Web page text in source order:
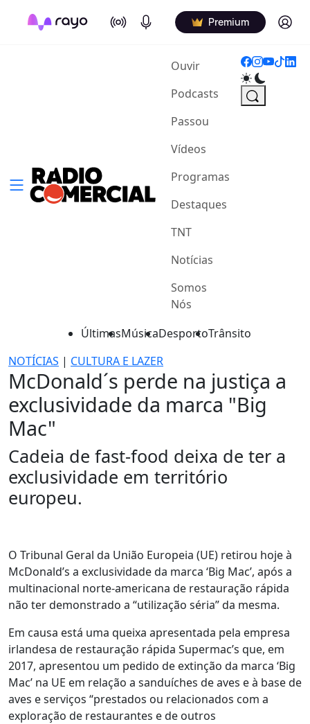
On Air Podcasts Premium Log in
Ouvir(current)
Podcasts
Passou
Vídeos
Programas
Destaques
TNT
Notícias
Somos
Nós
ÚltimasMúsicaDesportoTrânsito
NOTÍCIAS | CULTURA E LAZER
McDonald´s perde na justiça a
exclusividade da marca "Big
Mac"
Cadeia de fast-food deixa de ter a
exclusividade em território
europeu.
O Tribunal Geral da União Europeia (UE) retirou hoje à
McDonald’s a exclusividade da marca ‘Big Mac’, após a
multinacional norte-americana de restauração rápida
não ter demonstrado a “utilização séria” da mesma.
Em causa está uma queixa apresentada pela empresa
irlandesa de restauração rápida Supermac’s que, em
2017, apresentou um pedido de extinção da marca ‘Big
Mac’ na UE em relação a sanduíches de aves e à base de
aves e serviços “prestados ou relacionados com a
exploração de restaurantes e de outros